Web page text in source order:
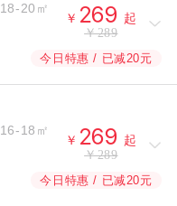
18-20㎡
￥ 
起
￥289
今日特惠 / 已减20元
16-18㎡
￥ 
起
￥289
今日特惠 / 已减20元